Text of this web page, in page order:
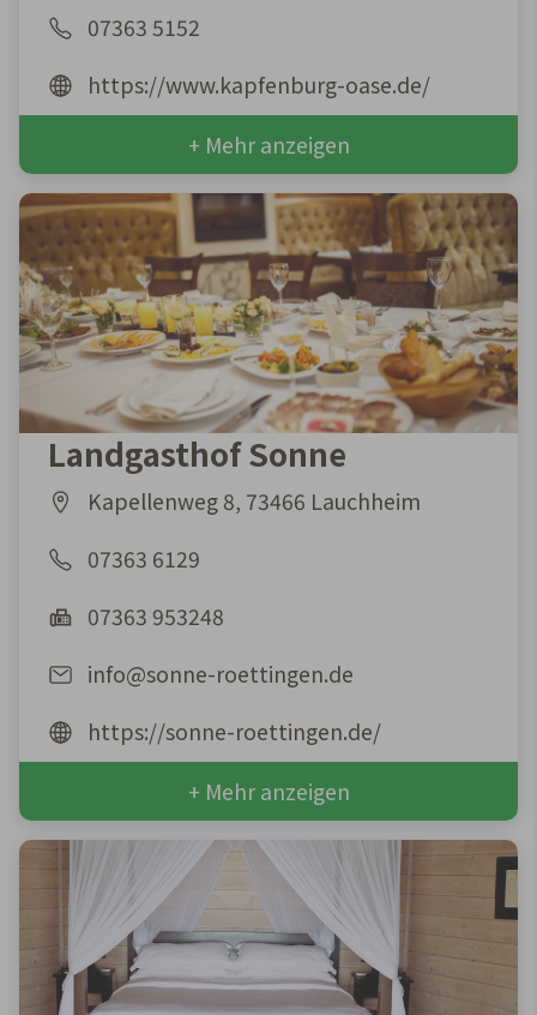
07363 5152
https://www.kapfenburg-oase.de/
+ Mehr anzeigen
Landgasthof Sonne
Kapellenweg 8, 73466 Lauchheim
07363 6129
07363 953248
info@sonne-roettingen.de
https://sonne-roettingen.de/
+ Mehr anzeigen